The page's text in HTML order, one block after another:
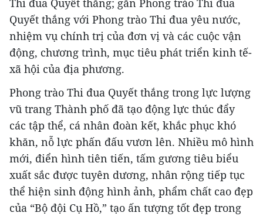
Thi đua Quyết thắng; gắn Phong trào Thi đua
Quyết thắng với Phong trào Thi đua yêu nước,
nhiệm vụ chính trị của đơn vị và các cuộc vận
động, chương trình, mục tiêu phát triển kinh tế-
xã hội của địa phương.
Phong trào Thi đua Quyết thắng trong lực lượng
vũ trang Thành phố đã tạo động lực thúc đẩy
các tập thể, cá nhân đoàn kết, khắc phục khó
khăn, nỗ lực phấn đấu vươn lên. Nhiều mô hình
mới, điển hình tiên tiến, tấm gương tiêu biểu
xuất sắc được tuyên dương, nhân rộng tiếp tục
thể hiện sinh động hình ảnh, phẩm chất cao đẹp
của “Bộ đội Cụ Hồ,” tạo ấn tượng tốt đẹp trong